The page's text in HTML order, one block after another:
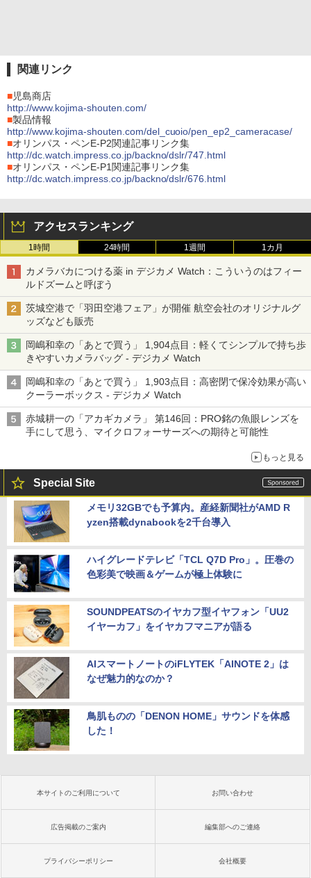
関連リンク
■児島商店
http://www.kojima-shouten.com/
■製品情報
http://www.kojima-shouten.com/del_cuoio/pen_ep2_cameracase/
■オリンパス・ペンE-P2関連記事リンク集
http://dc.watch.impress.co.jp/backno/dslr/747.html
■オリンパス・ペンE-P1関連記事リンク集
http://dc.watch.impress.co.jp/backno/dslr/676.html
アクセスランキング
1時間 24時間 1週間 1カ月
カメラバカにつける薬 in デジカメ Watch：こういうのはフィー
ルドズームと呼ぼう
茨城空港で「羽田空港フェア」が開催 航空会社のオリジナルグ
ッズなども販売
岡嶋和幸の「あとで買う」 1,904点目：軽くてシンプルで持ち歩
きやすいカメラバッグ - デジカメ Watch
岡嶋和幸の「あとで買う」 1,903点目：高密閉で保冷効果が高い
クーラーボックス - デジカメ Watch
赤城耕一の「アカギカメラ」 第146回：PRO銘の魚眼レンズを
手にして思う、マイクロフォーサーズへの期待と可能性
もっと見る
Special Site
メモリ32GBでも予算内。産経新聞社がAMD R
yzen搭載dynabookを2千台導入
ハイグレードテレビ「TCL Q7D Pro」。圧巻の
色彩美で映画＆ゲームが極上体験に
SOUNDPEATSのイヤカフ型イヤフォン「UU2
イヤーカフ」をイヤカフマニアが語る
AIスマートノートのiFLYTEK「AINOTE 2」は
なぜ魅力的なのか？
鳥肌ものの「DENON HOME」サウンドを体感
した！
本サイトのご利用について お問い合わせ
広告掲載のご案内 編集部へのご連絡
プライバシーポリシー 会社概要